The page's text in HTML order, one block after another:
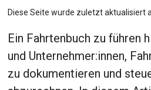
Diese Seite wurde zuletzt aktualisiert
Ein Fahrtenbuch zu führen
und Unternehmer:innen,
zu dokumentieren und